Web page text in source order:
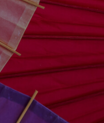
問い合わせる